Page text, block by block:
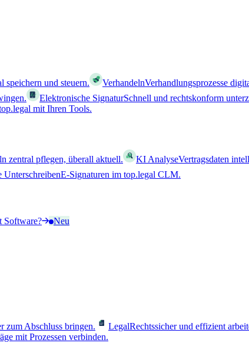
speichern und steuern. VerhandelnVerhandlungsprozesse
Elektronische SignaturSchnell und rechtskonform
mit Ihren Tools.
zentral pflegen, überall aktuell. KI AnalyseVertragsdaten
UnterschreibenE-Signaturen im top.legal CLM.
Software?
Neu
zum Abschluss bringen. LegalRechtssicher und effizient
mit Prozessen verbinden.